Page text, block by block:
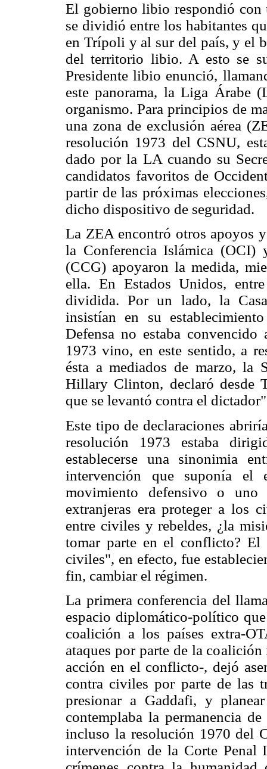
El gobierno libio respondió con
se dividió entre los habitantes
en Trípoli y al sur del país, y el
del territorio libio. A esto se
Presidente libio enunció,
este panorama, la Liga Árabe
organismo. Para principios de
una zona de exclusión aérea
resolución 1973 del CSNU,
dado por la LA cuando su
candidatos favoritos de
partir de las próximas
dicho dispositivo de seguridad.
La ZEA encontró otros apoyos
la Conferencia Islámica
(CCG) apoyaron la medida,
ella. En Estados Unidos,
dividida. Por un lado, la
insistían en su
Defensa no estaba
1973 vino, en este sentido, a
ésta a mediados de marzo, la
Hillary Clinton, declaró desde
que se levantó contra el
Este tipo de declaraciones
resolución 1973 estaba
establecerse una sinonimia
intervención que suponía el
movimiento defensivo o
extranjeras era proteger a los
entre civiles y rebeldes, ¿la
tomar parte en el conflicto?
civiles", en efecto, fue
fin, cambiar el régimen.
La primera conferencia del
espacio diplomático-político
coalición a los países extra-
ataques por parte de la
acción en el conflicto-, dejó
contra civiles por parte de las
presionar a Gaddafi, y
contemplaba la permanencia
incluso la resolución 1970 del
intervención de la Corte Penal